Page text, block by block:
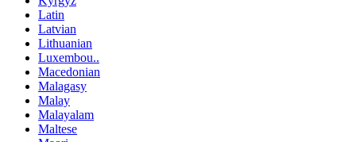
Latin
Latvian
Lithuanian
Luxembou..
Macedonian
Malagasy
Malay
Malayalam
Maltese